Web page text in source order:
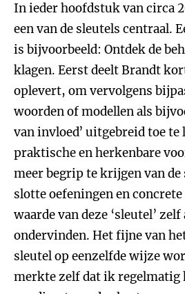
In ieder hoofdstuk van circa
een van de sleutels centraal.
is bijvoorbeeld: Ontdek de
klagen. Eerst deelt Brandt
oplevert, om vervolgens
woorden of modellen als
van invloed’ uitgebreid toe
praktische en herkenbare
meer begrip te krijgen van
slotte oefeningen en
waarde van deze ‘sleutel’
ondervinden. Het fijne van
sleutel op eenzelfde wijze
merkte zelf dat ik regelmatig